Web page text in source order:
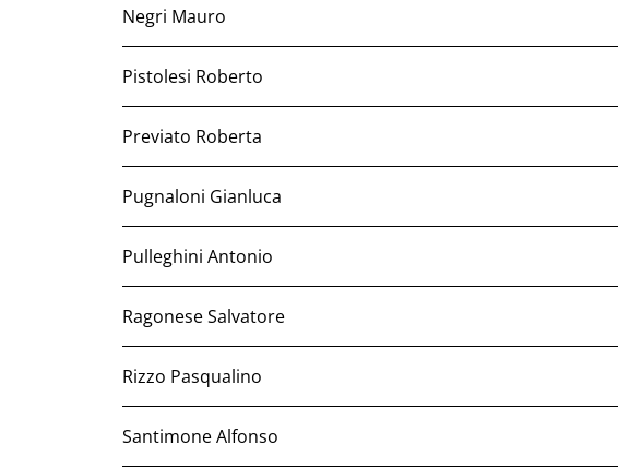
Negri Mauro
Pistolesi Roberto
Previato Roberta
Pugnaloni Gianluca
Pulleghini Antonio
Ragonese Salvatore
Rizzo Pasqualino
Santimone Alfonso